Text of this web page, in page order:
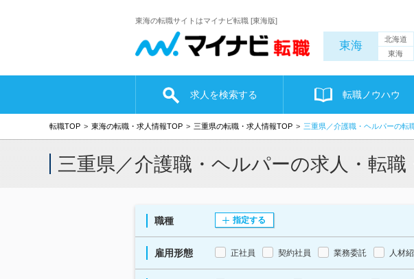
東海の転職サイトはマイナビ転職 [東海版]
東海 北海道
東海
求人を検索する 転職ノウハウ
転職TOP 東海の転職・求人情報TOP 三重県の転職・求人情報TOP 三重県／介護職・ヘルパーの転
三重県／介護職・ヘルパーの求人・転職
職種 指定する
雇用形態 正社員 契約社員 業務委託 人材